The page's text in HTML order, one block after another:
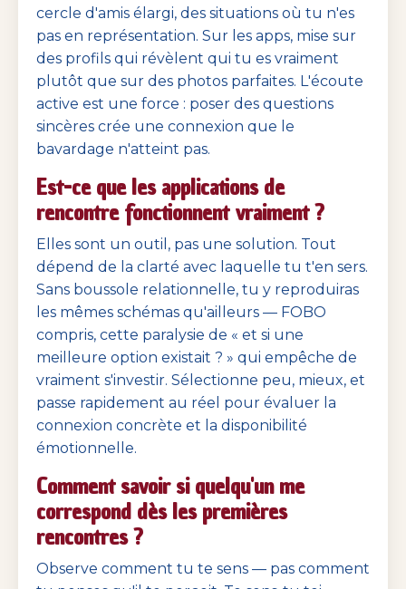
cercle d'amis élargi, des situations où tu n'es
pas en représentation. Sur les apps, mise sur
des profils qui révèlent qui tu es vraiment
plutôt que sur des photos parfaites. L'écoute
active est une force : poser des questions
sincères crée une connexion que le
bavardage n'atteint pas.
Est-ce que les applications de
rencontre fonctionnent vraiment ?
Elles sont un outil, pas une solution. Tout
dépend de la clarté avec laquelle tu t'en sers.
Sans boussole relationnelle, tu y reproduiras
les mêmes schémas qu'ailleurs — FOBO
compris, cette paralysie de « et si une
meilleure option existait ? » qui empêche de
vraiment s'investir. Sélectionne peu, mieux, et
passe rapidement au réel pour évaluer la
connexion concrète et la disponibilité
émotionnelle.
Comment savoir si quelqu'un me
correspond dès les premières
rencontres ?
Observe comment tu te sens — pas comment